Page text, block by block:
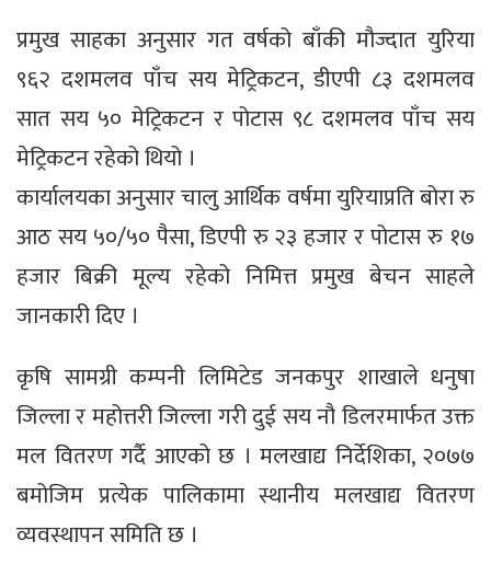
प्रमुख साहका अनुसार गत वर्षको बाँकी मौज्दात युरिया
९६२ दशमलव पाँच सय मेट्रिकटन, डीएपी ८३ दशमलव
सात सय ५० मेट्रिकटन र पोटास ९८ दशमलव पाँच सय
मेट्रिकटन रहेको थियो ।
कार्यालयका अनुसार चालु आर्थिक वर्षमा युरियाप्रति बोरा रु
आठ सय ५०/५० पैसा, डिएपी रु २३ हजार र पोटास रु १७
हजार बिक्री मूल्य रहेको निमित्त प्रमुख बेचन साहले
जानकारी दिए ।
कृषि सामग्री कम्पनी लिमिटेड जनकपुर शाखाले धनुषा
जिल्ला र महोत्तरी जिल्ला गरी दुई सय नौ डिलरमार्फत उक्त
मल वितरण गर्दै आएको छ । मलखाद्य निर्देशिका, २०७७
बमोजिम प्रत्येक पालिकामा स्थानीय मलखाद्य वितरण
व्यवस्थापन समिति छ ।